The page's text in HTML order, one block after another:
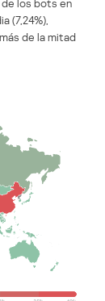
(7,24%),
de la mitad